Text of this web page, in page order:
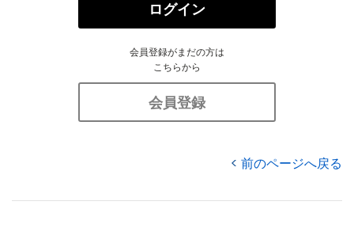
ログイン
会員登録がまだの方は
こちらから
会員登録
前のページへ戻る